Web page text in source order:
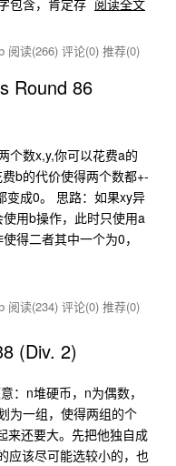
包含，肯定存 阅读全文
阅读(266) 评论(0) 推荐(0)
Round 86
个数x,y,你可以花费a的
b的代价使得两个数都+-
变成0。 思路：如果xy异
用b操作，此时只使用a
得二者其中一个为0，
阅读(234) 评论(0) 推荐(0)
(Div. 2)
：n堆硬币，n为偶数，
为一组，使得两组的个
来还要大。先把他独自成
应该尽可能选较小的，也